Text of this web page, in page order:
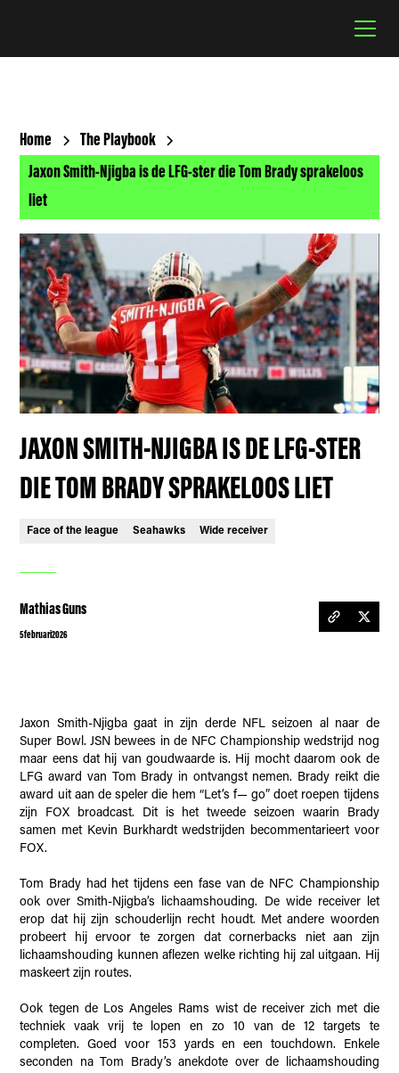
Home
The Playbook
Jaxon Smith-Njigba is de LFG-ster die Tom Brady sprakeloos
liet
JAXON SMITH-NJIGBA IS DE LFG-STER
DIE TOM BRADY SPRAKELOOS LIET
Face of the league Seahawks Wide receiver
Mathias Guns
5februari2026
Jaxon Smith-Njigba gaat in zijn derde NFL seizoen al naar de
Super Bowl. JSN bewees in de NFC Championship wedstrijd nog
maar eens dat hij van goudwaarde is. Hij mocht daarom ook de
LFG award van Tom Brady in ontvangst nemen. Brady reikt die
award uit aan de speler die hem “Let’s f— go” doet roepen tijdens
zijn FOX broadcast. Dit is het tweede seizoen waarin Brady
samen met Kevin Burkhardt wedstrijden becommentarieert voor
FOX.
Tom Brady had het tijdens een fase van de NFC Championship
ook over Smith-Njigba’s lichaamshouding. De wide receiver let
erop dat hij zijn schouderlijn recht houdt. Met andere woorden
probeert hij ervoor te zorgen dat cornerbacks niet aan zijn
lichaamshouding kunnen aflezen welke richting hij zal uitgaan. Hij
maskeert zijn routes.
Ook tegen de Los Angeles Rams wist de receiver zich met die
techniek vaak vrij te lopen en zo 10 van de 12 targets te
completen. Goed voor 153 yards en een touchdown. Enkele
seconden na Tom Brady’s anekdote over de lichaamshouding